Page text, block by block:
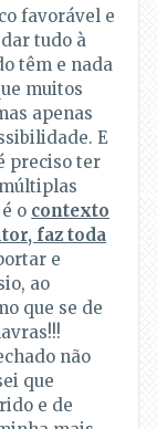
favorável e
tudo à
têm e nada
muitos
apenas
E
preciso ter
o contexto
faz toda
e
ao
que se de
não
que
e de